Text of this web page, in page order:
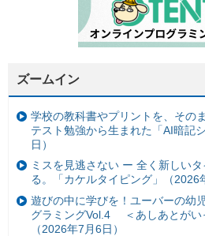
ズームイン
学校の教科書やプリントを、その
テスト勉強から生まれた「AI暗記
日）
ミスを見逃さない ー 全く新しい
る。「カケルタイピング」（2026
遊びの中に学びを！ユーバーの幼
グラミングVol.4 ＜あしあとがい
（2026年7月6日）